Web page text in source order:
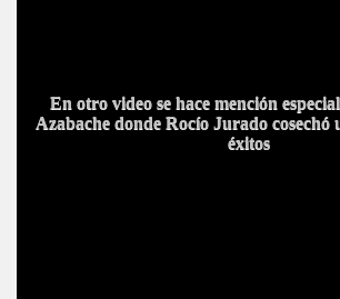
En otro video se hace mención
Azabache donde Rocío Jurado cosechó
éxitos